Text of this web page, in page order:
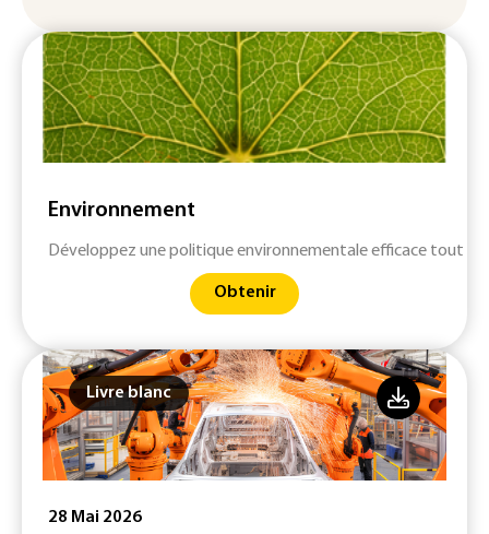
Environnement
Développez une politique environnementale efficace tout
Obtenir
Livre blanc
28 Mai 2026